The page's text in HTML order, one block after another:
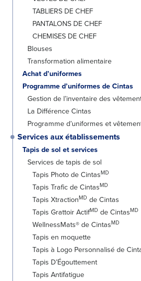
TABLIERS DE CHEF
PANTALONS DE CHEF
CHEMISES DE CHEF
Blouses
Transformation alimentaire
Achat d’uniformes
Programme d’uniformes de Cintas
Gestion de l’inventaire des
La Différence Cintas
Programme d’uniformes et
Services aux établissements
Tapis de sol et services
Services de tapis de sol
Tapis Photo de CintasMD
Tapis Trafic de CintasMD
Tapis XtractionMD de Cintas
Tapis Grattoir ActifMD de CintasMD
WellnessMats® de CintasMD
Tapis en moquette
Tapis à Logo Personnalisé de
Tapis D’Égouttement
Tapis Antifatigue